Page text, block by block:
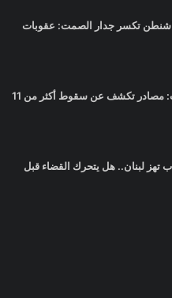
تكسر جدار الصمت: عقوبات
مجزرة في الجنوب: مصادر تكشف عن سقوط أكثر من 11
تهز لبنان.. هل يتحرك القضاء قبل